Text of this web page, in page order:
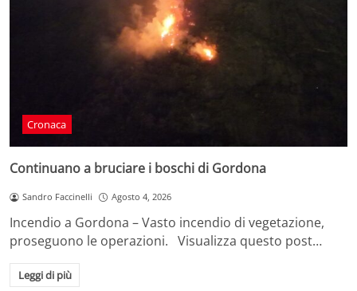
Cronaca
Continuano a bruciare i boschi di Gordona
Sandro Faccinelli Agosto 4, 2026
Incendio a Gordona – Vasto incendio di vegetazione,
proseguono le operazioni. Visualizza questo post…
Leggi di più